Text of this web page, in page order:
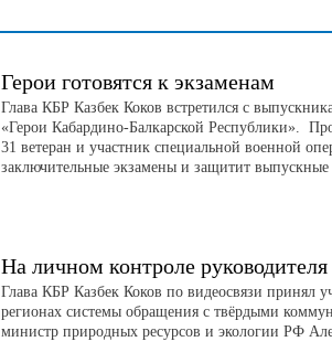
Герои готовятся к экзаменам
Глава КБР Казбек Коков встретился с
«Герои Кабардино-Балкарской Республики».
31 ветеран и участник специальной военной
заключительные экзамены и защитит выпускные
На личном контроле
Глава КБР Казбек Коков по видеосвязи принял
регионах системы обращения с твёрдыми
министр природных ресурсов и экологии РФ